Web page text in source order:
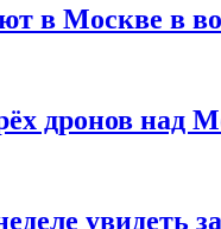
в Москве в
дронов над
увидеть